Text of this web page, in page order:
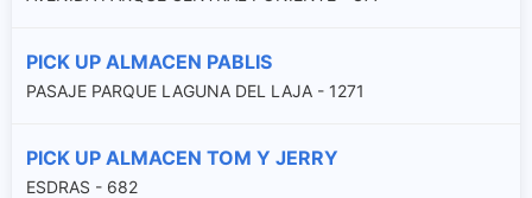
PICK UP ALMACEN PABLIS
PASAJE PARQUE LAGUNA DEL LAJA - 1271
PICK UP ALMACEN TOM Y JERRY
ESDRAS - 682